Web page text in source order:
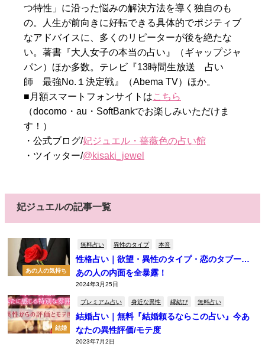
つ特性」に沿った悩みの解決方法を導く独自のも
の。人生が前向きに好転できる具体的でポジティブ
なアドバイスに、多くのリピーターが後を絶たな
い。著書『大人女子の本当の占い』（ギャップジャ
パン）ほか多数。テレビ『13時間生放送 占い
師 最強No.１決定戦』（Abema TV）ほか。
■月額スマートフォンサイトは こちら
（docomo・au・SoftBankでお楽しみいただけま
す！）
・公式ブログ/妃ジュエル・薔薇色の占い館
・ツイッター/@kisaki_jewel
妃ジュエルの記事一覧
あの人の気持ち
無料占い 異性のタイプ 本音
性格占い｜欲望・異性のタイプ・恋のタブー…
あの人の内面を全暴露！
2024年3月25日
結婚
プレミアム占い 身近な異性 縁結び 無料占い
結婚占い｜無料『結婚頼るならこの占い』今あ
なたの異性評価/モテ度
2023年7月2日